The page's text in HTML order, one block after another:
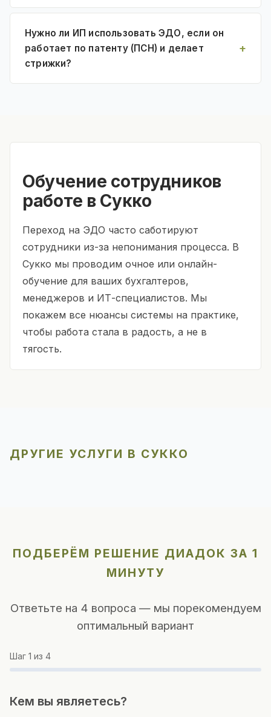
Нужно ли ИП использовать ЭДО, если он
работает по патенту (ПСН) и делает
стрижки?
Обучение сотрудников
работе в Сукко
Переход на ЭДО часто саботируют
сотрудники из-за непонимания процесса. В
Сукко мы проводим очное или онлайн-
обучение для ваших бухгалтеров,
менеджеров и ИТ-специалистов. Мы
покажем все нюансы системы на практике,
чтобы работа стала в радость, а не в
тягость.
ДРУГИЕ УСЛУГИ В СУККО
ПОДБЕРЁМ РЕШЕНИЕ ДИАДОК ЗА 1
МИНУТУ
Ответьте на 4 вопроса — мы порекомендуем
оптимальный вариант
Шаг 1 из 4
Кем вы являетесь?